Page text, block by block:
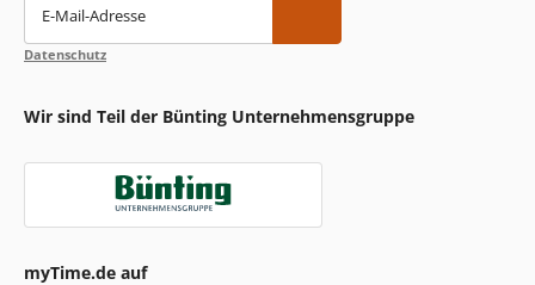
E-Mail-Adresse
Datenschutz
Wir sind Teil der Bünting Unternehmensgruppe
myTime.de auf